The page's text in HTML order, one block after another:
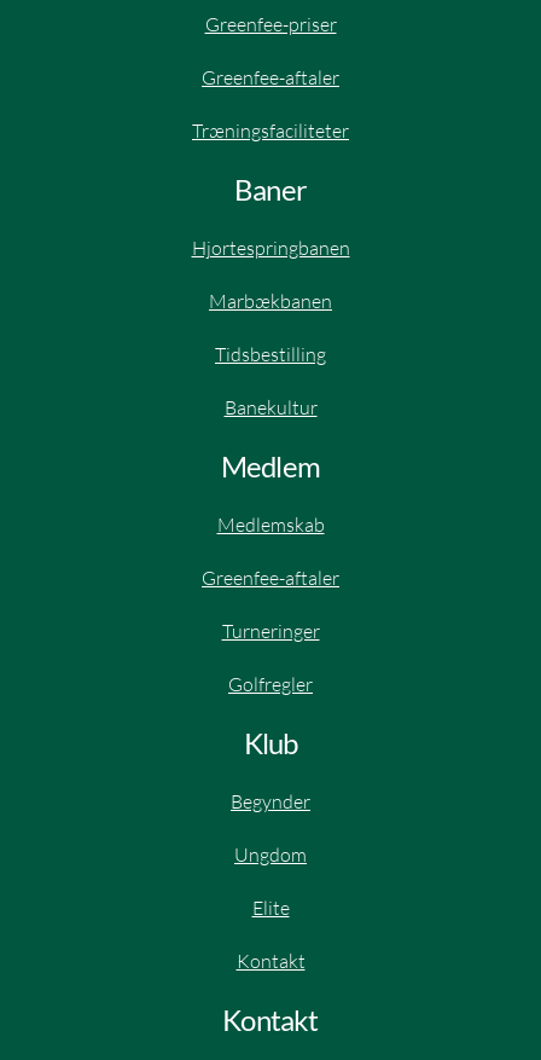
Greenfee-priser
Greenfee-aftaler​
Træningsfaciliteter
Baner
Hjortespringbanen​
Marbækbanen
Tidsbestilling
Banekultur
Medlem
Medlemskab
Greenfee-aftaler
Turneringer
Golfregler
Klub
Begynder
Ungdom
Elite​
Kontakt
Kontakt